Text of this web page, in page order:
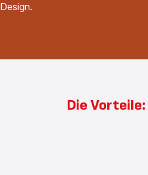
Design.
Die